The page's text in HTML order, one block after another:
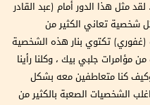
مثل هذا الدور أمام (عبد القادر
شخصية تعاني الكثير من
(غفوري) تكتوي بنار هذه الشخصية
مؤامرات جلبي بيك ، وكلنا رأينا
كنا متعاطفين معه بشكل
الشخصيات الصعبة بالكثير من